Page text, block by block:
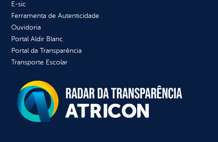
E-sic
Ferramenta de Autenticidade
Ouvidoria
Portal Aldir Blanc
Portal da Transparência
Transporte Escolar